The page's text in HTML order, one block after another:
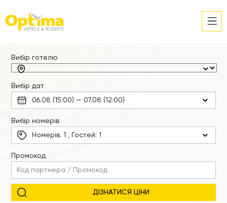
Вибір готелю
Вибір дат
Вибір номерів
Номерів:1 , Гостей: 1
Промокод